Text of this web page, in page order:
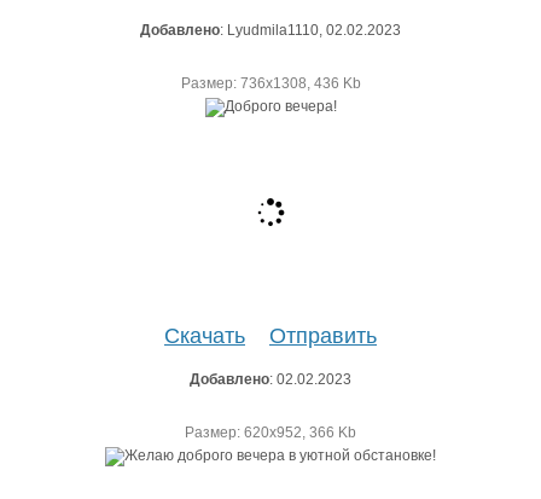
Добавлено: Lyudmila1110, 02.02.2023
Размер: 736х1308, 436 Kb
Скачать Отправить
Добавлено: 02.02.2023
Размер: 620х952, 366 Kb